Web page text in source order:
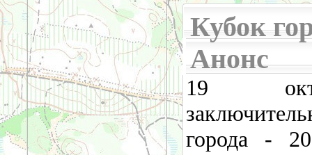
Кубок
Анонс
19
города -